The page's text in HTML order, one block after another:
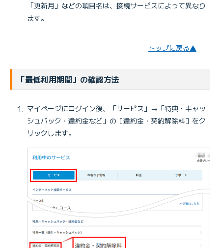
「更新月」などの項目名は、接続サービスによって異なり
ます。
トップに戻る▲
「最低利用期間」の確認方法
マイページにログイン後、「サービス」→「特典・キャッ
シュバック・違約金など」の［違約金・契約解除料］をク
リックします。